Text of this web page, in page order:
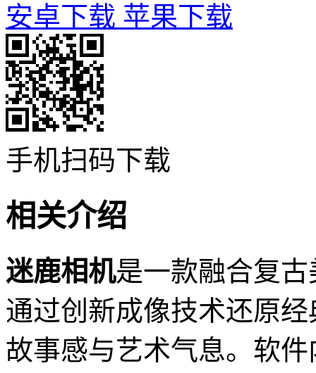
安卓下载 苹果下载
手机扫码下载
相关介绍
迷鹿相机是一款融合复
通过创新成像技术还原
故事感与艺术气息。软